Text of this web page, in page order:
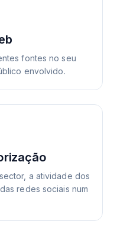
fontes no seu
envolvido.
a atividade dos
redes sociais num